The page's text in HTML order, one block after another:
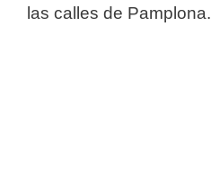
las calles de Pamplona.